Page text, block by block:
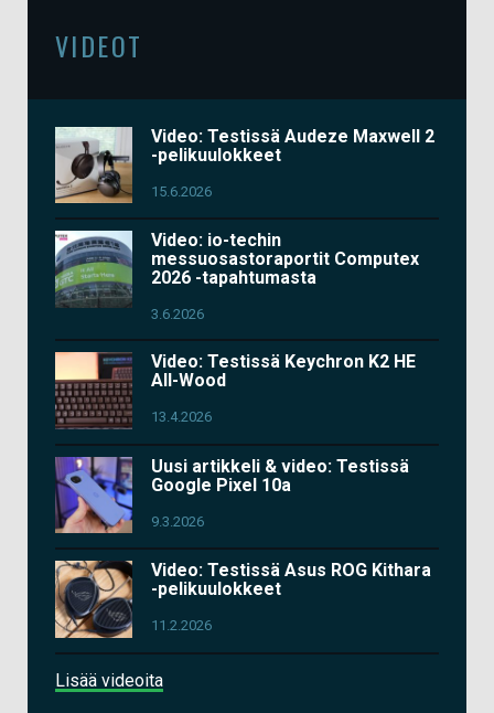
VIDEOT
Video: Testissä Audeze Maxwell 2
-pelikuulokkeet
15.6.2026
Video: io-techin
messuosastoraportit Computex
2026 -tapahtumasta
3.6.2026
Video: Testissä Keychron K2 HE
All-Wood
13.4.2026
Uusi artikkeli & video: Testissä
Google Pixel 10a
9.3.2026
Video: Testissä Asus ROG Kithara
-pelikuulokkeet
11.2.2026
Lisää videoita